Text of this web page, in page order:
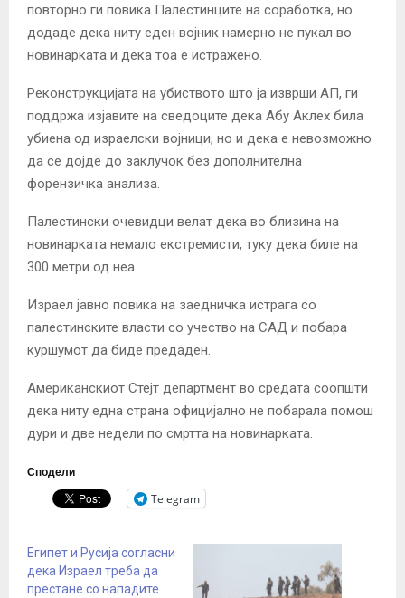
повторно ги повика Палестинците на соработка, но
додаде дека ниту еден војник намерно не пукал во
новинарката и дека тоа е истражено.
Реконструкцијата на убиството што ја изврши АП, ги
поддржа изјавите на сведоците дека Абу Аклех била
убиена од израелски војници, но и дека е невозможно
да се дојде до заклучок без дополнителна
форензичка анализа.
Палестински очевидци велат дека во близина на
новинарката немало екстремисти, туку дека биле на
300 метри од неа.
Израел јавно повика на заедничка истрага со
палестинските власти со учество на САД и побара
куршумот да биде предаден.
Американскиот Стејт департмент во средата соопшти
дека ниту една страна официјално не побарала помош
дури и две недели по смртта на новинарката.
Сподели
Telegram
Египет и Русија согласни
дека Израел треба да
престане со нападите